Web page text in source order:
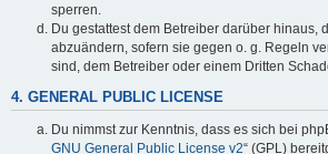
sperren.
Du gestattest dem Betreiber darüber hinaus,
abzuändern, sofern sie gegen o. g. Regeln
sind, dem Betreiber oder einem Dritten
4. GENERAL PUBLIC LICENSE
Du nimmst zur Kenntnis, dass es sich bei
GNU General Public License v2“ (GPL)